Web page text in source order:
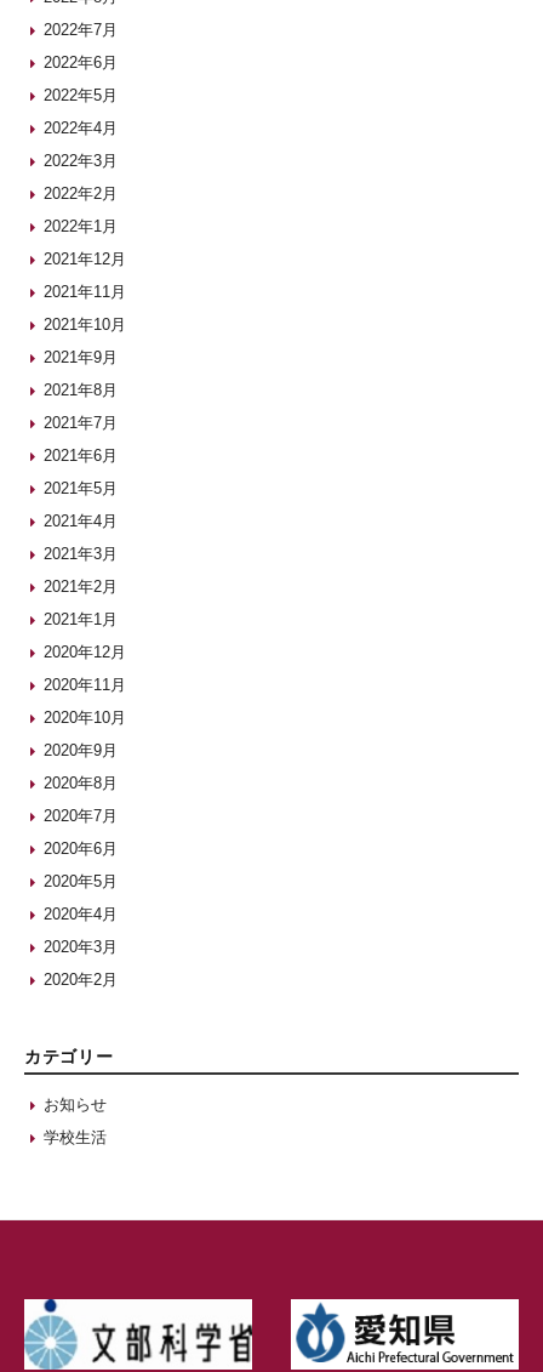
2022年7月
2022年6月
2022年5月
2022年4月
2022年3月
2022年2月
2022年1月
2021年12月
2021年11月
2021年10月
2021年9月
2021年8月
2021年7月
2021年6月
2021年5月
2021年4月
2021年3月
2021年2月
2021年1月
2020年12月
2020年11月
2020年10月
2020年9月
2020年8月
2020年7月
2020年6月
2020年5月
2020年4月
2020年3月
2020年2月
カテゴリー
お知らせ
学校生活